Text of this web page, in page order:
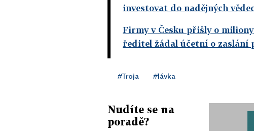
investovat do nadějných
Firmy v Česku přišly o
ředitel žádal účetní o zaslání
#Troja #lávka
Nudíte se na
poradě?